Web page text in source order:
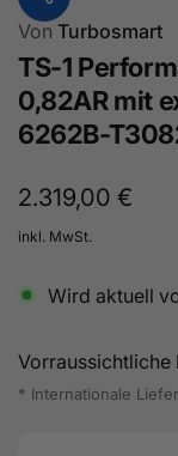
Von Turbosmart
TS-1
0,82AR mit
6262B-
Normaler
Preis
2.319,00 €
inkl. MwSt.
Wird aktuell
Vorraussichtliche
* Internationale